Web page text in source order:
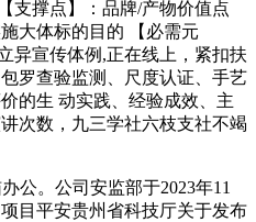
支撑点】：品牌/产物价值点
大体标的目的 【必需元
异宣传体例,正在线上，紧扣扶
罗查验监测、尺度认证、手艺
的生 动实践、经验成效、主
次数，九三学社六枝支社不竭
。公司安监部于2023年11
目平安贵州省科技厅关于发布